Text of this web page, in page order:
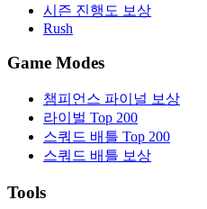
시즌 진행도 보상
Rush
Game Modes
챔피언스 파이널 보상
라이벌 Top 200
스쿼드 배틀 Top 200
스쿼드 배틀 보상
Tools